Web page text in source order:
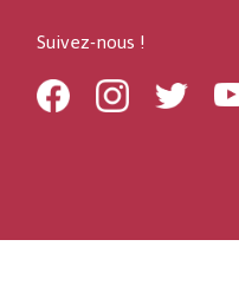
Suivez-nous !
FacebookInstagramTwitter